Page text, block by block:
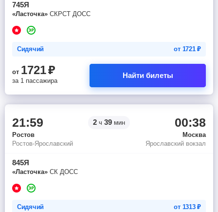
745Я
«Ласточка» СКРСТ ДОСС
Сидячий от 1721₽
от 1721₽
за 1 пассажира
Найти билеты
21:59 2 ч 39 мин 00:38
Ростов
Москва
Ростов-Ярославский
Ярославский вокзал
845Я
«Ласточка» СК ДОСС
Сидячий от 1313₽